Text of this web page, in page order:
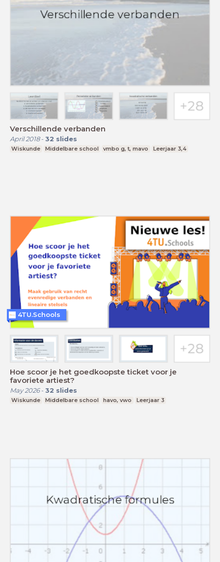
Verschillende verbanden
April 2018- 32 slides
Wiskunde Middelbare school vmbo g, t, mavo Leerjaar 3,4
Hoe scoor je het goedkoopste ticket voor je
favoriete artiest?
May 2026- 32 slides
Wiskunde Middelbare school havo, vwo Leerjaar 3
4TU.Schools